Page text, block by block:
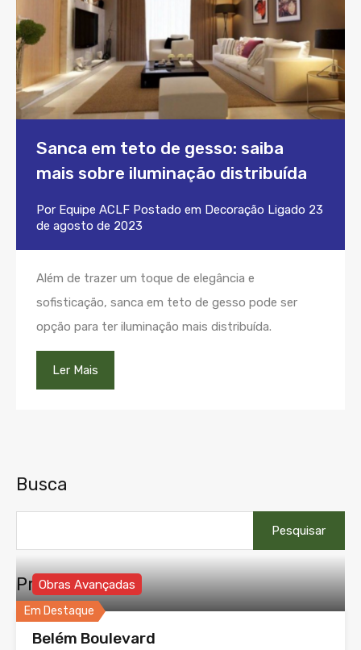
Sanca em teto de gesso: saiba
mais sobre iluminação distribuída
Por Equipe ACLF Postado em Decoração Ligado 23
de agosto de 2023
Além de trazer um toque de elegância e
sofisticação, sanca em teto de gesso pode ser
opção para ter iluminação mais distribuída.
Ler Mais
Busca
por:
Propriedades
Em Destaque
Obras Avançadas
Belém Boulevard